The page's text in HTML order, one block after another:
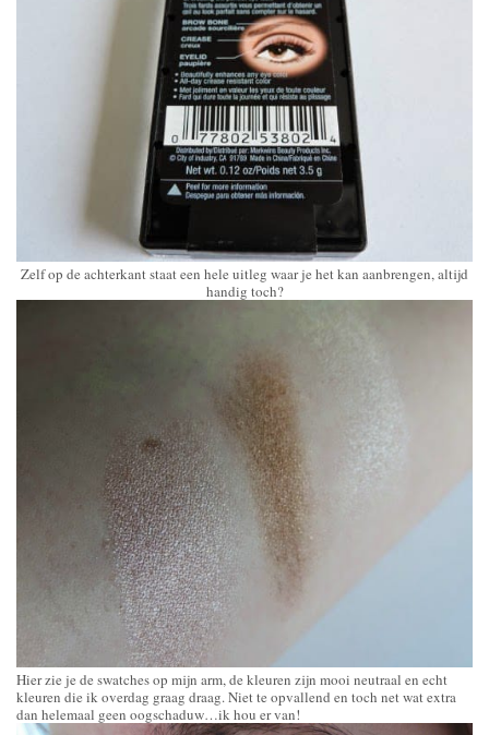
Zelf op de achterkant staat een hele uitleg waar je het kan aanbrengen, altijd
handig toch?
Hier zie je de swatches op mijn arm, de kleuren zijn mooi neutraal en echt
kleuren die ik overdag graag draag. Niet te opvallend en toch net wat extra
dan helemaal geen oogschaduw…ik hou er van!